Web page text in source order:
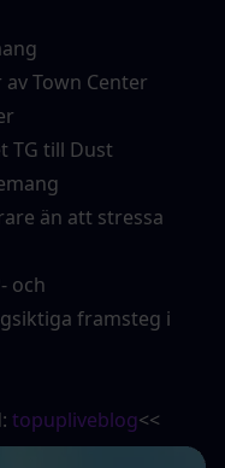
Town Center
TG till Dust
än att stressa
och
framsteg i
topupliveblog<<